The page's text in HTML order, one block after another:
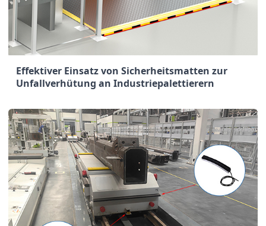
Effektiver Einsatz von Sicherheitsmatten zur
Unfallverhütung an Industriepalettierern